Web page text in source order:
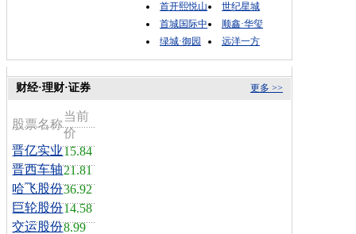
首开熙悦山
世纪星城
首城国际中
顺鑫·华玺
绿城·御园
远洋一方
更多 >>
财经·理财·证券
股票名称
当前
价
晋亿实业15.84
晋西车轴21.81
哈飞股份36.92
巨轮股份14.58
交运股份8.99